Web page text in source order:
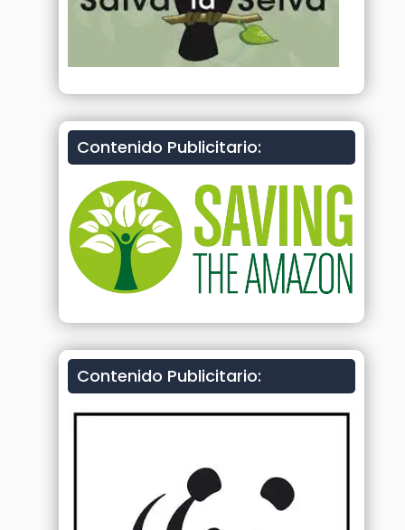
Contenido Publicitario:
Contenido Publicitario: